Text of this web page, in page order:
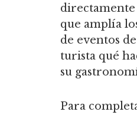
directamente
que amplía
de eventos
turista qué
su
Para